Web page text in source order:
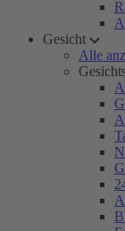
Gesicht
Alle